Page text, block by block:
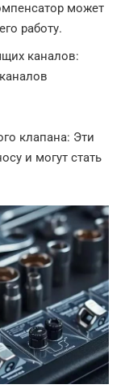
может
работу.
каналов:
клапана: Эти
и могут стать